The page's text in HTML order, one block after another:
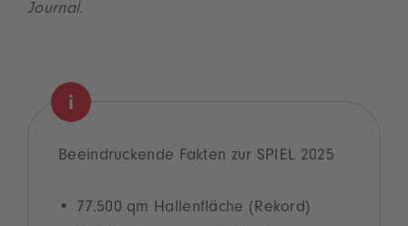
Journal.
Beeindruckende Fakten zur SPIEL 2025
77.500 qm Hallenfläche (Rekord)